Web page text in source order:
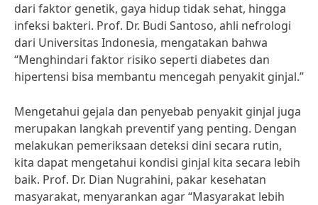
dari faktor genetik, gaya hidup tidak sehat, hingga
infeksi bakteri. Prof. Dr. Budi Santoso, ahli nefrologi
dari Universitas Indonesia, mengatakan bahwa
“Menghindari faktor risiko seperti diabetes dan
hipertensi bisa membantu mencegah penyakit ginjal.”
Mengetahui gejala dan penyebab penyakit ginjal juga
merupakan langkah preventif yang penting. Dengan
melakukan pemeriksaan deteksi dini secara rutin,
kita dapat mengetahui kondisi ginjal kita secara lebih
baik. Prof. Dr. Dian Nugrahini, pakar kesehatan
masyarakat, menyarankan agar “Masyarakat lebih